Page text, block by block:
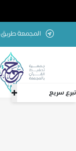
تبرع سريع
المجمعة طريق